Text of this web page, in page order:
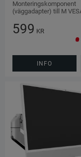
Monteringskomponent
(väggadapter) till M
599 KR
INFO